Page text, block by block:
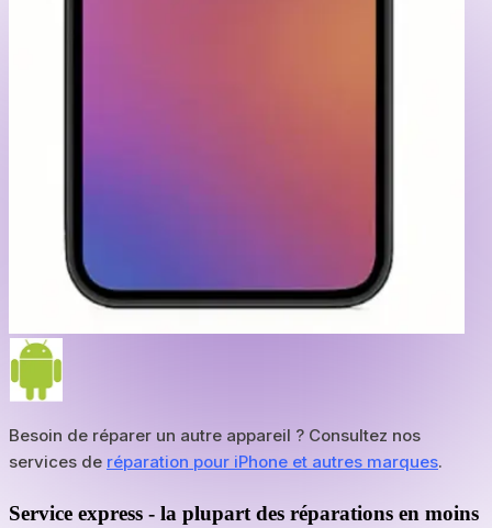
Besoin de réparer un autre appareil ? Consultez nos
services de réparation pour iPhone et autres marques.
Service express - la plupart des réparations en moins